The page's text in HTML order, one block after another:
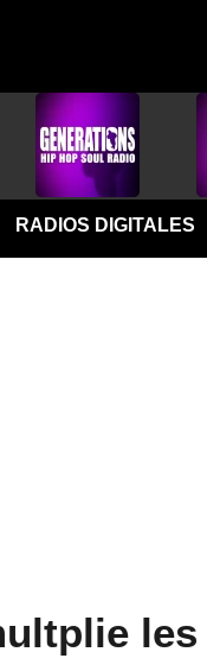
RADIOS DIGITALES